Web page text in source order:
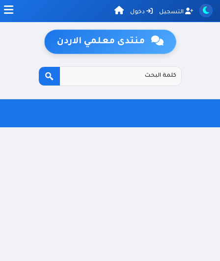
التسجيل دخول
منتدى معلمي الاردن